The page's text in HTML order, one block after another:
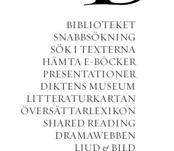
BIBLIOTEKET
SNABBSÖKNING
SÖK I TEXTERNA
HÄMTA E-BÖCKER
PRESENTATIONER
DIKTENS MUSEUM
LITTERATURKARTAN
ÖVERSÄTTARLEXIKON
SHARED READING
DRAMAWEBBEN
LJUD & BILD